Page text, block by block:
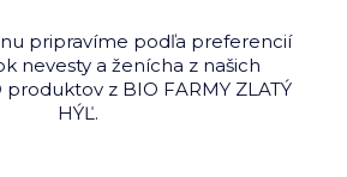
pripravíme podľa preferencií
nevesty a ženícha z našich
z BIO FARMY ZLATÝ
HÝĽ.